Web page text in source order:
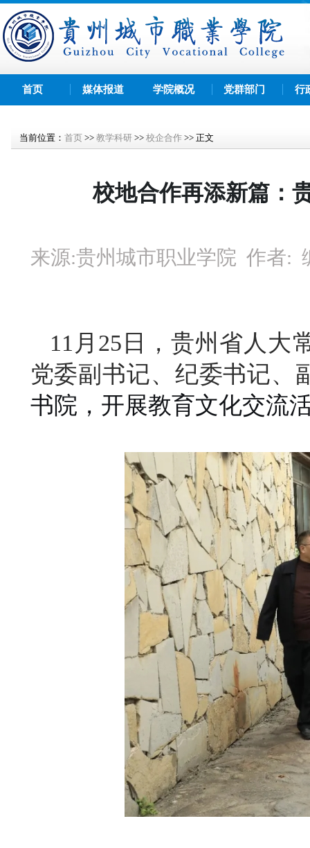
首页 媒体报道 学院概况 党群部门 行
当前位置： 首页 >> 教学科研 >> 校企合作 >> 正文
校地合作再添新篇：
来源:贵州城市职业学院 作者:
11月25日，贵州省人大
党委副书记、纪委书记、
书院，开展教育文化交流